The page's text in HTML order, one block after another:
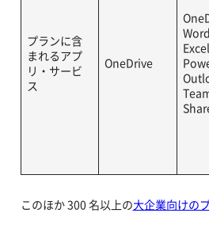
プランに含
まれるアプ
リ・サービ
ス
OneDrive
Word
Excel
このほか 300 名以上の大企業向けの